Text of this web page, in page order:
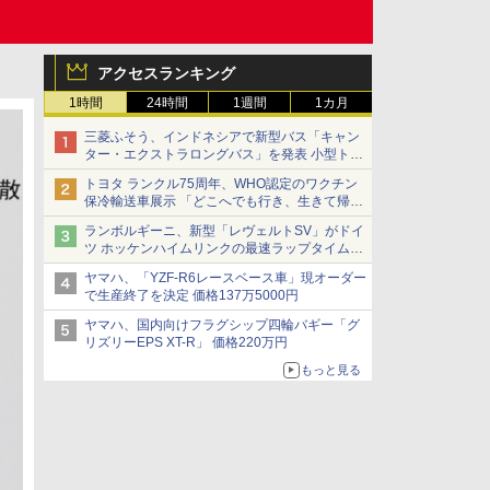
アクセスランキング
1時間 24時間 1週間 1カ月
三菱ふそう、インドネシアで新型バス「キャン
ター・エクストラロングバス」を発表 小型トラ
ックベースの観光・旅客輸送向けバス
トヨタ ランクル75周年、WHO認定のワクチン
保冷輸送車展示 「どこへでも行き、生きて帰っ
てこられる」ランドクルーザーで命をつなぐ
ランボルギーニ、新型「レヴェルトSV」がドイ
ツ ホッケンハイムリンクの最速ラップタイムを
記録
ヤマハ、「YZF-R6レースベース車」現オーダー
で生産終了を決定 価格137万5000円
ヤマハ、国内向けフラグシップ四輪バギー「グ
リズリーEPS XT-R」 価格220万円
もっと見る